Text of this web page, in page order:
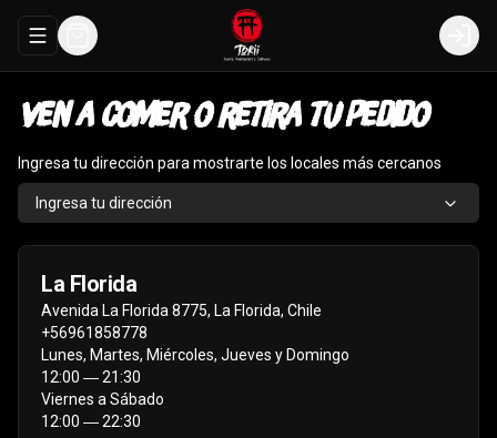
Abrir menu de navegación Login
Ven a comer o retira tu pedido
Ingresa tu dirección para mostrarte los locales más cercanos
Ingresa tu dirección
La Florida
Avenida La Florida 8775, La Florida, Chile
+56961858778
Lunes, Martes, Miércoles, Jueves y Domingo
12:00 ― 21:30
Viernes a Sábado
12:00 ― 22:30